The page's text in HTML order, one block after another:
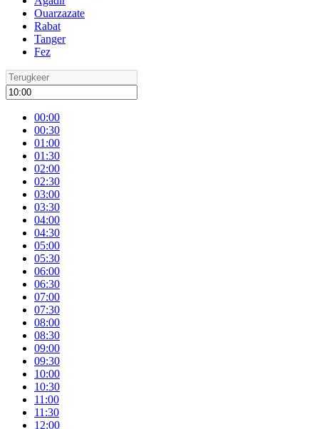
Ouarzazate
Rabat
Tanger
Fez
00:00
00:30
01:00
01:30
02:00
02:30
03:00
03:30
04:00
04:30
05:00
05:30
06:00
06:30
07:00
07:30
08:00
08:30
09:00
09:30
10:00
10:30
11:00
11:30
12:00